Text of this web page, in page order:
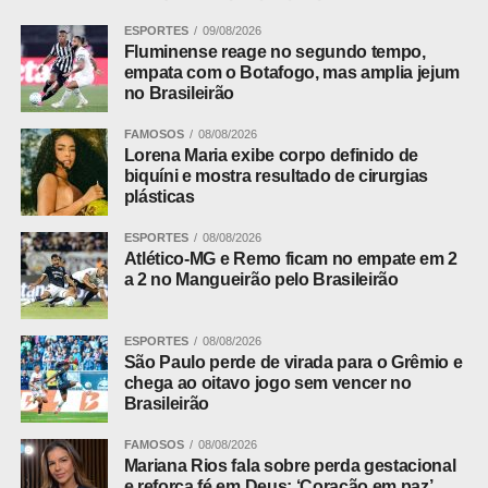
desviada para a superfície lunar.
“Este eclipse será apenas parcial, mas será quase total,
já que 93% da Lua vai entrar na sombra escura da Terra”,
afirmou a astrônoma Josina Nascimento, do Observatório
Nacional, em entrevista divulgada pela instituição.
A posição da Lua no céu favorece o observador
brasileiro. No momento de maior cobertura, o satélite
estará alto, o que dispensa a busca por mirantes, morros
ou horizontes abertos. Um quintal, uma varanda ou uma
rua com pouca iluminação artificial bastam. A duração
longa também dá margem a nuvens passageiras sem que
a observação se perca.
ESPORTES 09/08/2026
Fluminense reage no segundo tempo,
empata com o Botafogo, mas amplia jejum
no Brasileirão
FAMOSOS 08/08/2026
Lorena Maria exibe corpo definido de
biquíni e mostra resultado de cirurgias
plásticas
ESPORTES 08/08/2026
Atlético-MG e Remo ficam no empate em 2
a 2 no Mangueirão pelo Brasileirão
ESPORTES 08/08/2026
São Paulo perde de virada para o Grêmio e
chega ao oitavo jogo sem vencer no
Brasileirão
FAMOSOS 08/08/2026
Mariana Rios fala sobre perda gestacional